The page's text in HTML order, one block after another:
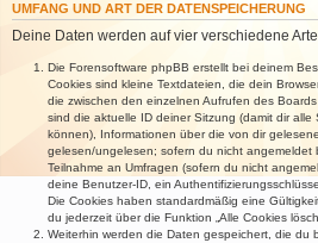
UMFANG UND ART DER DATENSPEICHERUNG
Deine Daten werden auf vier verschiedene
Die Forensoftware phpBB erstellt bei deinem
Cookies sind kleine Textdateien, die dein
die zwischen den einzelnen Aufrufen des
sind die aktuelle ID deiner Sitzung (damit dir
können), Informationen über die von dir
gelesen/ungelesen; sofern du nicht angemeldet
Teilnahme an Umfragen (sofern du nicht
deine Benutzer-ID, ein
Die Cookies haben standardmäßig eine
du jederzeit über die Funktion „Alle Cookies
Weiterhin werden die Daten gespeichert, die du